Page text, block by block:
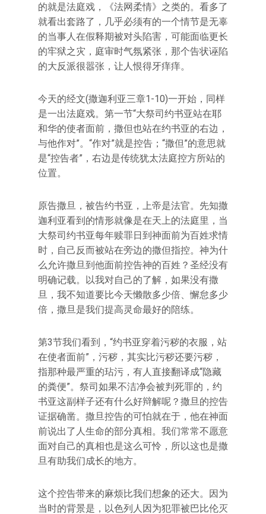
的就是法庭戏，《法网柔情》之类的。看多了
就看出套路了，几乎必须有的一个情节是无辜
的当事人在假释期被对头陷害，可能面临更长
的牢狱之灾，庭审时气氛紧张，那个告状诬陷
的大反派很嚣张，让人恨得牙痒痒。
今天的经文(撒迦利亚三章1-10)一开始，同样
是一出法庭戏。第一节“大祭司约书亚站在耶
和华的使者面前，撒但也站在约书亚的右边，
与他作对”。“作对”就是控告；“撒但”的意思就
是“控告者”，右边是传统犹太法庭控方所站的
位置。
原告撒旦，被告约书亚，上帝是法官。先知撒
迦利亚看到的情形就像是在天上的法庭里，当
大祭司约书亚每年赎罪日到神面前为百姓求情
时，自己反而被站在旁边的撒但指控。神为什
么允许撒旦到他面前控告神的百姓？圣经没有
明确记载。以我对自己的了解，如果没有撒
旦，我不知道要比今天懒散多少倍、懈怠多少
倍，撒旦是我们提高灵命最好的陪练。
第3节我们看到，“约书亚穿着污秽的衣服，站
在使者面前”，污秽，其实比污秽还要污秽，
指那种最严重的玷污，有人直接翻译成“隐藏
的粪便”。祭司如果不洁净会被判死罪的，约
书亚这副样子还有什么好辩解呢？撒旦的控告
证据确凿。撒旦控告的可怕就在于，他在神面
前说出了人生命的部分真相。我们常常不愿意
面对自己的真相也是这么可怜，所以这也是撒
旦有助我们成长的地方。
这个控告带来的麻烦比我们想象的还大。因为
当时的背景是，以色列人因为犯罪被巴比伦灭